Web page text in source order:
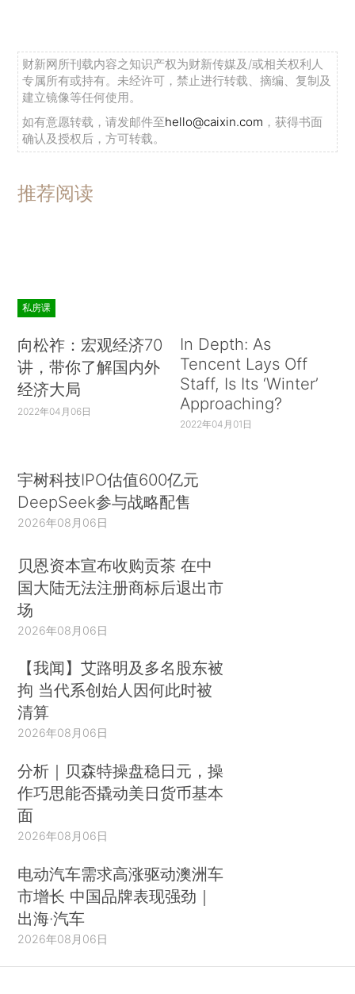
财新网所刊载内容之知识产权为财新传媒及/或相关权利人
专属所有或持有。未经许可，禁止进行转载、摘编、复制及
建立镜像等任何使用。
如有意愿转载，请发邮件至hello@caixin.com ，获得书面
确认及授权后，方可转载。
推荐阅读
私房课
向松祚：宏观经济70
讲，带你了解国内外
经济大局
2022年04月06日
In Depth: As
Tencent Lays Off
Staff, Is Its ‘Winter’
Approaching?
2022年04月01日
宇树科技IPO估值600亿元
DeepSeek参与战略配售
2026年08月06日
贝恩资本宣布收购贡茶 在中
国大陆无法注册商标后退出市
场
2026年08月06日
【我闻】艾路明及多名股东被
拘 当代系创始人因何此时被
清算
2026年08月06日
分析｜贝森特操盘稳日元，操
作巧思能否撬动美日货币基本
面
2026年08月06日
电动汽车需求高涨驱动澳洲车
市增长 中国品牌表现强劲｜
出海·汽车
2026年08月06日